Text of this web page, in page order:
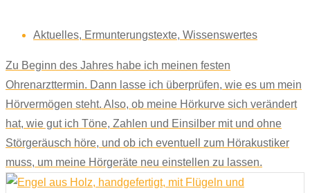
Aktuelles, Ermunterungstexte, Wissenswertes
Zu Beginn des Jahres habe ich meinen festen
Ohrenarzttermin. Dann lasse ich überprüfen, wie es um mein
Hörvermögen steht. Also, ob meine Hörkurve sich verändert
hat, wie gut ich Töne, Zahlen und Einsilber mit und ohne
Störgeräusch höre, und ob ich eventuell zum Hörakustiker
muss, um meine Hörgeräte neu einstellen zu lassen.